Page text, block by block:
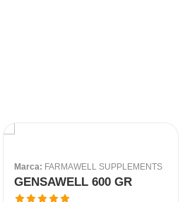
Marca: FARMAWELL SUPPLEMENTS
GENSAWELL 600 GR